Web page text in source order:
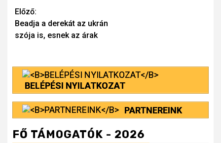
Continue
Reading
Előző:
Beadja a derekát az ukrán
szója is, esnek az árak
BELÉPÉSI NYILATKOZAT
PARTNEREINK
FŐ TÁMOGATÓK - 2026